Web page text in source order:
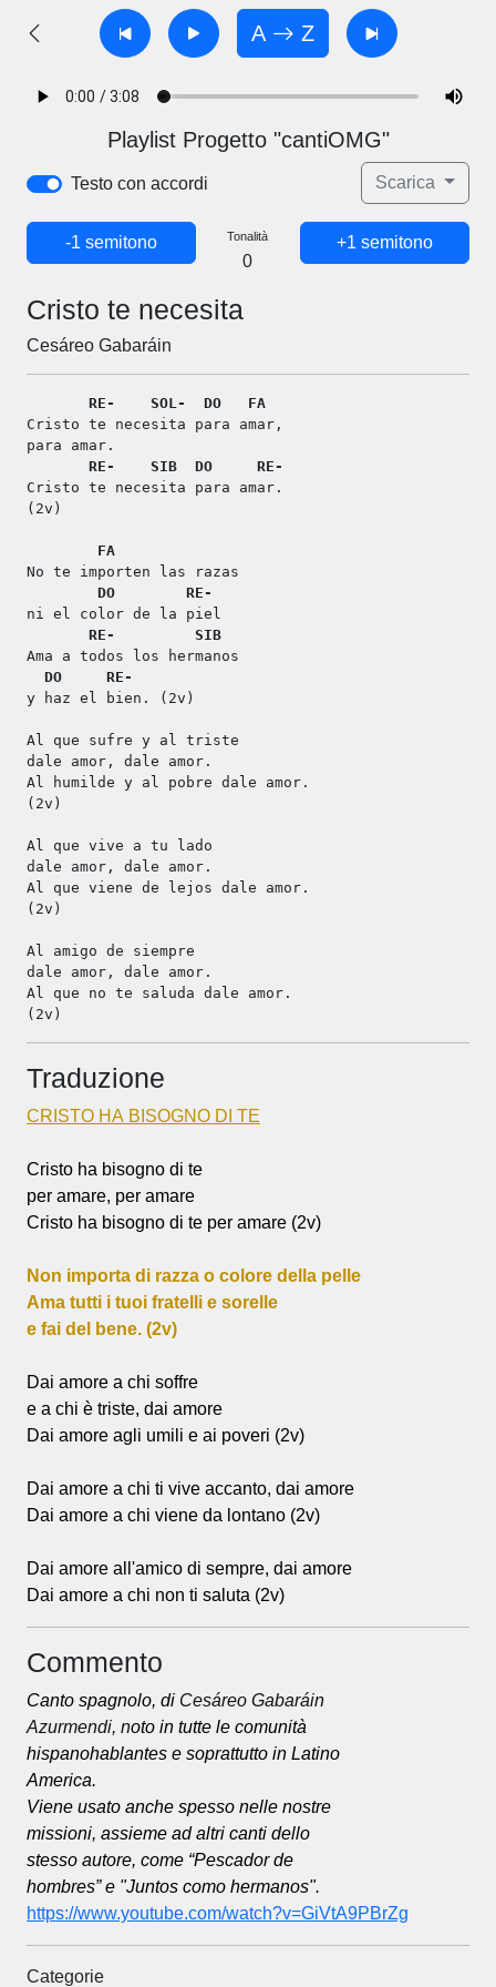
A Z
Playlist Progetto "cantiOMG"
Testo con accordi Scarica
-1 semitono Tonalità
0
+1 semitono
Cristo te necesita
Cesáreo Gabaráin
RE- SOL- DO
FA
Cristo te necesita para amar,
para amar.
RE-
SIB DO
RE-
Cristo te necesita para amar.
(2v)
FA
No te importen las razas
DO
RE-
ni el color de la piel
RE-
SIB
Ama a todos los hermanos
DO
RE-
y haz el bien. (2v)
Al que sufre y al triste
dale amor, dale amor.
Al humilde y al pobre dale amor.
(2v)
Al que vive a tu lado
dale amor, dale amor.
Al que viene de lejos dale amor.
(2v)
Al amigo de siempre
dale amor, dale amor.
Al que no te saluda dale amor.
(2v)
Traduzione
CRISTO HA BISOGNO DI TE
Cristo ha bisogno di te
per amare, per amare
Cristo ha bisogno di te per amare (2v)
Non importa di razza o colore della pelle
Ama tutti i tuoi fratelli e sorelle
e fai del bene. (2v)
Dai amore a chi soffre
e a chi è triste, dai amore
Dai amore agli umili e ai poveri (2v)
Dai amore a chi ti vive accanto, dai amore
Dai amore a chi viene da lontano (2v)
Dai amore all'amico di sempre, dai amore
Dai amore a chi non ti saluta (2v)
Commento
Canto spagnolo, di Cesáreo Gabaráin
Azurmendi, noto in tutte le comunità
hispanohablantes e soprattutto in Latino
America.
Viene usato anche spesso nelle nostre
missioni, assieme ad altri canti dello
stesso autore, come “Pescador de
hombres” e "Juntos como hermanos".
https://www.youtube.com/watch?v=GiVtA9PBrZg
Categorie